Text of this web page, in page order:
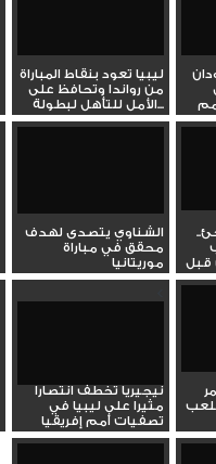
ليبيا تعود بنقاط المباراة
من رواندا وتحافظ على
الأمل للتأهل لبطولة...
قبل
الشناوي يتصدى لهدف
محقق في مباراة
موريتانيا
نيجيريا تخطف انتصارا
مثيرا على ليبيا في
تصفيات أمم إفريقيا